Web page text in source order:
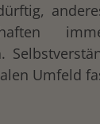
Umfeld